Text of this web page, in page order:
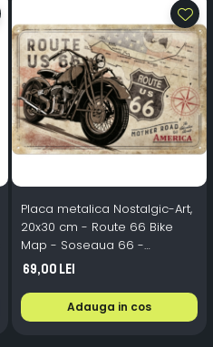
Placa metalica Nostalgic-Art,
20x30 cm - Route 66 Bike
Map - Soseaua 66 -
Motocicleta si Harta
69,00 Lei
Adauga in cos